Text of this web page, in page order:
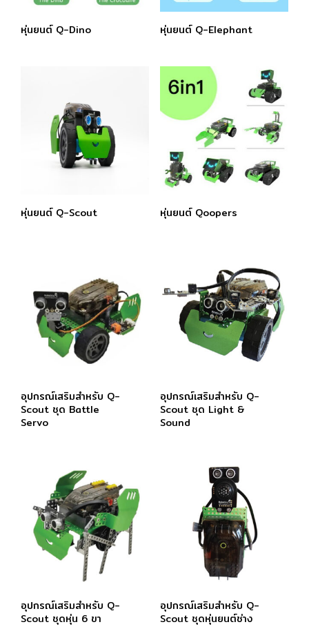
หุ่นยนต์ Q-Dino หุ่นยนต์ Q-Elephant
หุ่นยนต์ Q-Scout หุ่นยนต์ Qoopers
อุปกรณ์เสริมสำหรับ Q-
Scout ชุด Battle
Servo
อุปกรณ์เสริมสำหรับ Q-
Scout ชุด Light &
Sound
อุปกรณ์เสริมสำหรับ Q-
Scout ชุดหุ่น 6 ขา
อุปกรณ์เสริมสำหรับ Q-
Scout ชุดหุ่นยนต์ช่าง